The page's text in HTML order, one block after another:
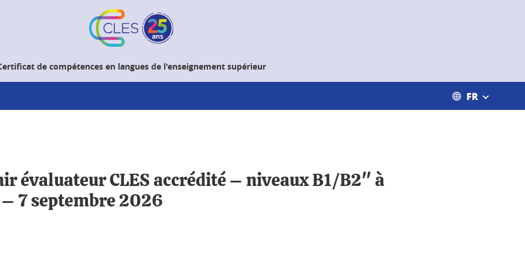
de compétences en langues de l'enseignement supérieur
FR
évaluateur CLES accrédité – niveaux B1/B2" à
7 septembre 2026